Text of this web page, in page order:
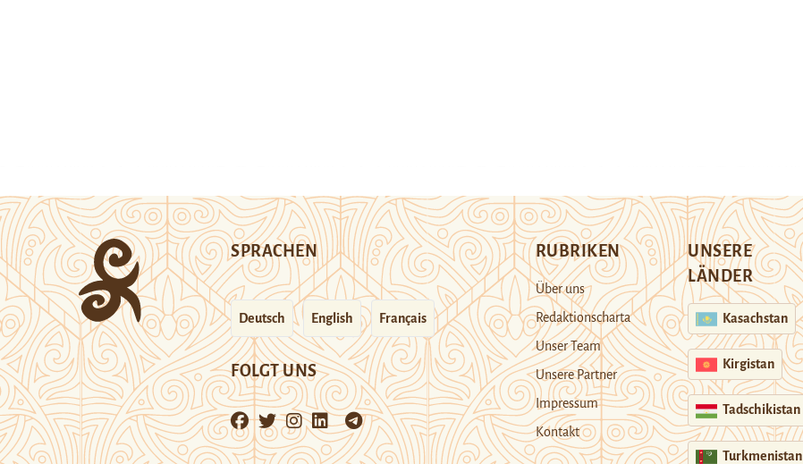
SPRACHEN
Deutsch English Français
FOLGT UNS
RUBRIKEN
Über uns
Redaktionscharta
Unser Team
Unsere Partner
Impressum
Kontakt
UNSERE
LÄNDER
Kasachstan
Kirgistan
Tadschikistan
Turkmenistan